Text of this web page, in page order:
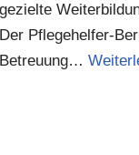
gezielte
Der Pflegehelfer-
Betreuung…